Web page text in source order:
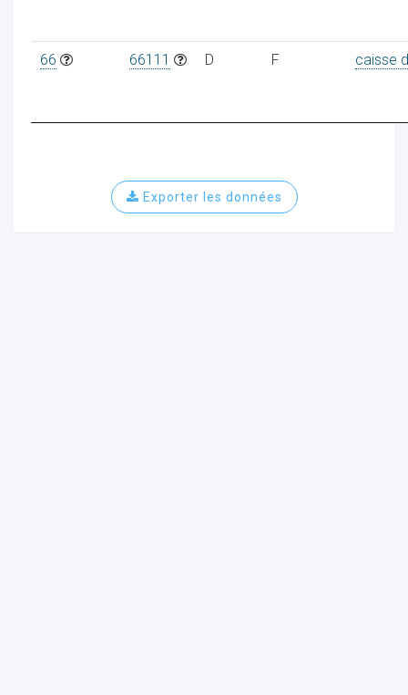
66 66111 D F caisse
Exporter les données